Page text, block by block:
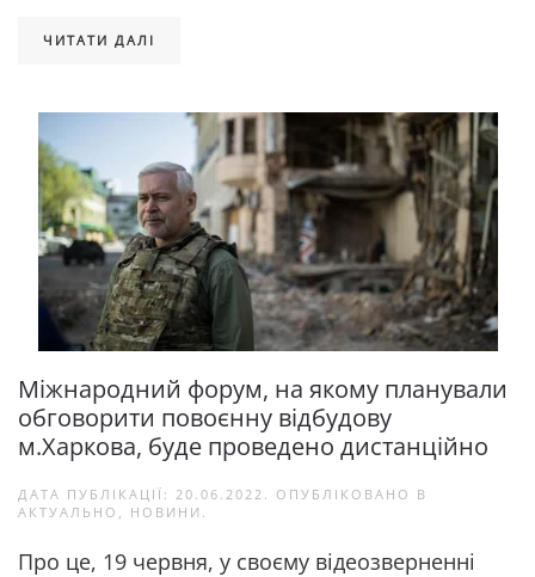
ЧИТАТИ ДАЛІ
Міжнародний форум, на якому планували
обговорити повоєнну відбудову
м.Харкова, буде проведено дистанційно
ДАТА ПУБЛІКАЦІЇ: 20.06.2022 . ОПУБЛІКОВАНО В
АКТУАЛЬНО , НОВИНИ .
Про це, 19 червня, у своєму відеозверненні